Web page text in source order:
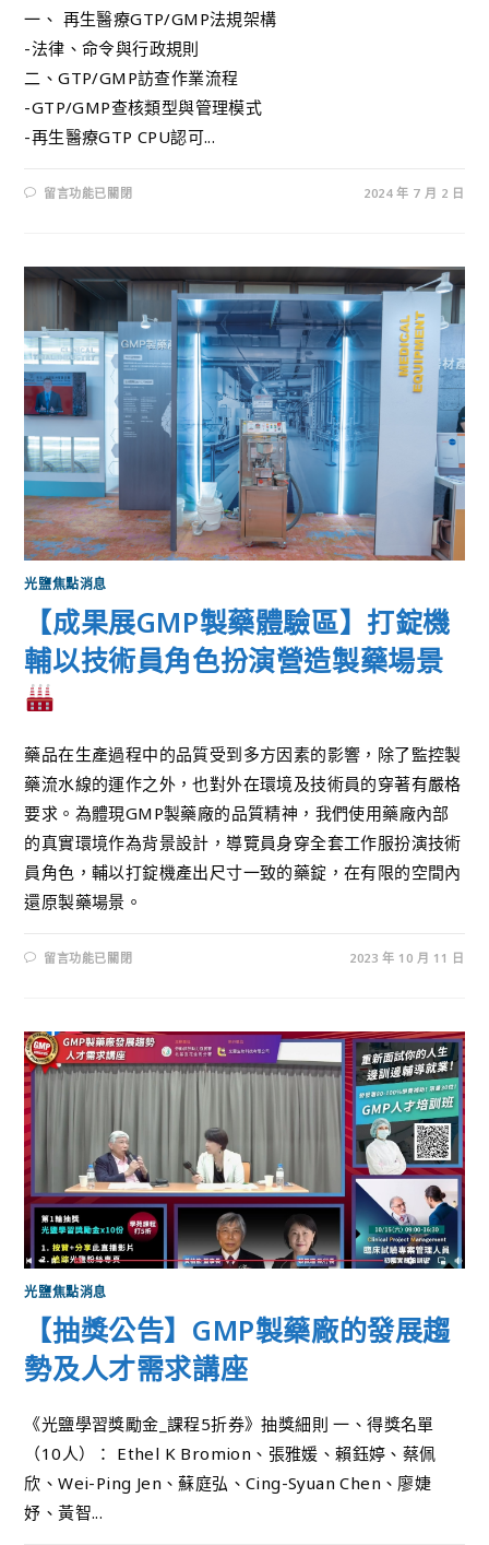
一、 再生醫療GTP/GMP法規架構
-法律、命令與行政規則
二、GTP/GMP訪查作業流程
-GTP/GMP查核類型與管理模式
-再生醫療GTP CPU認可...
留言功能已關閉 2024 年 7 月 2 日
光鹽焦點消息
【成果展GMP製藥體驗區】打錠機
輔以技術員角色扮演營造製藥場景
藥品在生產過程中的品質受到多方因素的影響，除了監控製
藥流水線的運作之外，也對外在環境及技術員的穿著有嚴格
要求。為體現GMP製藥廠的品質精神，我們使用藥廠內部
的真實環境作為背景設計，導覽員身穿全套工作服扮演技術
員角色，輔以打錠機產出尺寸一致的藥錠，在有限的空間內
還原製藥場景。
留言功能已關閉 2023 年 10 月 11 日
光鹽焦點消息
【抽獎公告】GMP製藥廠的發展趨
勢及人才需求講座
《光鹽學習獎勵金_課程5折券》抽獎細則 一、得獎名單
（10人）： Ethel K Bromion、張雅媛、賴鈺婷、蔡佩
欣、Wei-Ping Jen、蘇庭弘、Cing-Syuan Chen、廖婕
妤、黃智...